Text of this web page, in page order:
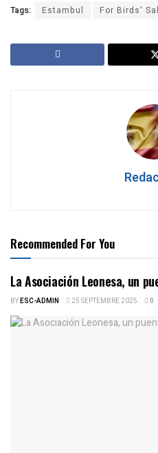
Tags: Estambul For Birds'
Recommended For You
La Asociación Leonesa, un
BYESC-ADMIN 25 SEPTEMBRE 2025 0